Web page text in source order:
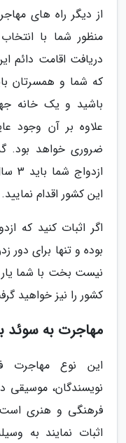
از دیگر راه های
منظور شما با
دریافت اقامت دائم
باشید و یک خانه
علاوه بر آن وجود
ضروری خواهد بود.
این کشور اقدام نمایید.
اگر اثبات کنید که
بوده و تنها برای دور
نیست بخت با شما
کشور را نیز خواهید
مهاجرت به سوئد
این نوع مهاجرت
نویسندگان، موسیقی
فرهنگی و هنری است.
اثبات نمایند به